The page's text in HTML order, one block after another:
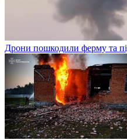
Дрони пошкодили ферму та